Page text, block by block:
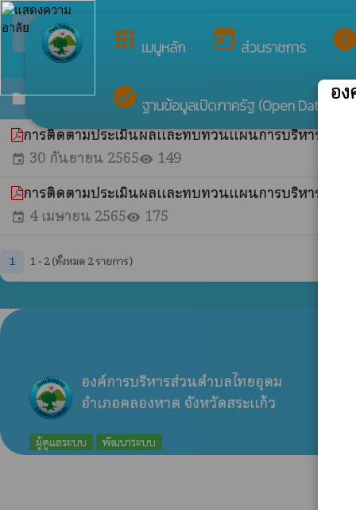
apps เมนูหลัก today ส่วนราชการ
check_circle ฐานข้อมูลเปิดภาครัฐ (Open Data)
arrow_back_ios กลับเมนูหลัก
folderรายงานการติดตามประเมินผลแผนการบริหารจัด
การติดตามประเมินผลและทบทวนแผนการบริหารจัดก
event 30 กันยายน 2565visibility 149
การติดตามประเมินผลและทบทวนแผนการบริหารจัดก
event 4 เมษายน 2565visibility 175
1 1 - 2 (ทั้งหมด 2 รายการ)
องค์การบริหารส่วนตำบลไทยอุดม
อำเภอคลองหาด จังหวัดสระแก้ว
ผู้ดูแลระบบ พัฒนาระบบ
อ